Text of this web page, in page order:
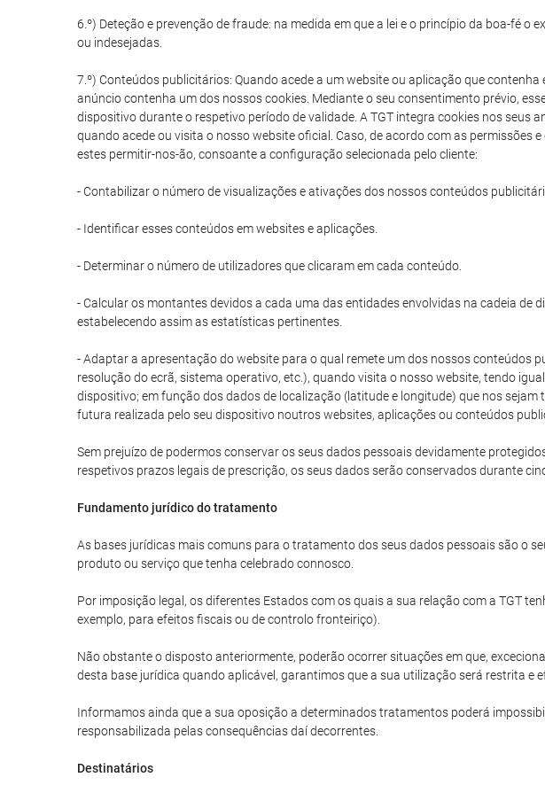
6.º) Deteção e prevenção de fraude: na medida em que a lei e o princípio da boa-fé
ou indesejadas.
7.º) Conteúdos publicitários: Quando acede a um website ou aplicação que
anúncio contenha um dos nossos cookies. Mediante o seu consentimento prévio,
dispositivo durante o respetivo período de validade. A TGT integra cookies nos
quando acede ou visita o nosso website oficial. Caso, de acordo com as
estes permitir-nos-ão, consoante a configuração selecionada pelo cliente:
- Contabilizar o número de visualizações e ativações dos nossos conteúdos
- Identificar esses conteúdos em websites e aplicações.
- Determinar o número de utilizadores que clicaram em cada conteúdo.
- Calcular os montantes devidos a cada uma das entidades envolvidas na cadeia
estabelecendo assim as estatísticas pertinentes.
- Adaptar a apresentação do website para o qual remete um dos nossos conteúdos
resolução do ecrã, sistema operativo, etc.), quando visita o nosso website, tendo
dispositivo; em função dos dados de localização (latitude e longitude) que nos
futura realizada pelo seu dispositivo noutros websites, aplicações ou conteúdos
Sem prejuízo de podermos conservar os seus dados pessoais devidamente
respetivos prazos legais de prescrição, os seus dados serão conservados durante
Fundamento jurídico do tratamento
As bases jurídicas mais comuns para o tratamento dos seus dados pessoais são o
produto ou serviço que tenha celebrado connosco.
Por imposição legal, os diferentes Estados com os quais a sua relação com a TGT
exemplo, para efeitos fiscais ou de controlo fronteiriço).
Não obstante o disposto anteriormente, poderão ocorrer situações em que,
desta base jurídica quando aplicável, garantimos que a sua utilização será restrita e
Informamos ainda que a sua oposição a determinados tratamentos poderá
responsabilizada pelas consequências daí decorrentes.
Destinatários